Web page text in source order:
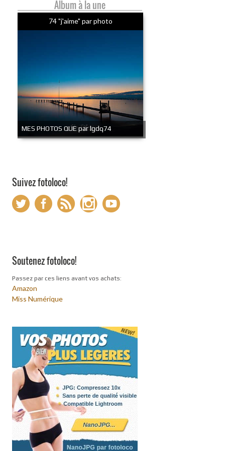
Album à la une
74 "j'aime" par photo
MES PHOTOS QUE par lgdq74
Suivez fotoloco!
Soutenez fotoloco!
Passez par ces liens avant vos achats:
Amazon
Miss Numérique